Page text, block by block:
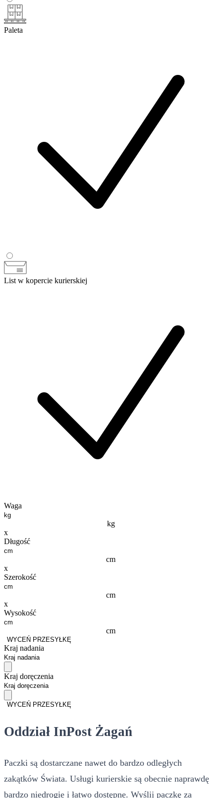
Paleta
List w kopercie kurierskiej
Waga
kg
x
Długość
cm
x
Szerokość
cm
x
Wysokość
cm
WYCEŃ PRZESYŁKĘ
Kraj nadania
Kraj doręczenia
WYCEŃ PRZESYŁKĘ
Oddział InPost Żagań
Paczki są dostarczane nawet do bardzo odległych
zakątków Świata. Usługi kurierskie są obecnie naprawdę
bardzo niedrogie i łatwo dostępne. Wyślij paczkę za